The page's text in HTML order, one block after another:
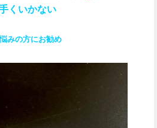
手くいかない
みの方にお勧め